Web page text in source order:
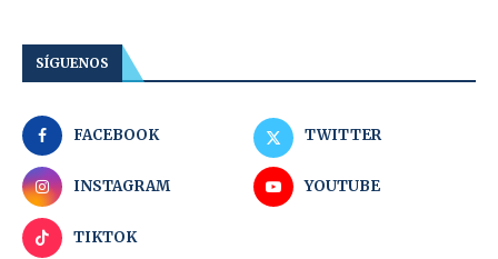
SÍGUENOS
FACEBOOK TWITTER
INSTAGRAM YOUTUBE
TIKTOK